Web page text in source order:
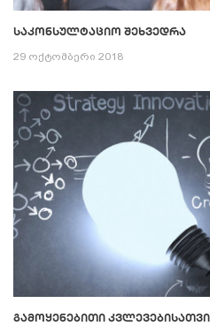
ᲡᲐᲙᲝᲜᲡᲣᲚᲢᲐᲪᲘᲝ ᲨᲔᲮᲕᲔᲓᲠᲐ
29 ოქტომბერი 2018
ᲒᲐᲛᲝᲧᲔᲜᲔᲑᲘᲗᲘ